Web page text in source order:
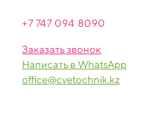
+7 747 094 8090
Заказать звонок
Написать в WhatsApp
office@cvetochnik.kz